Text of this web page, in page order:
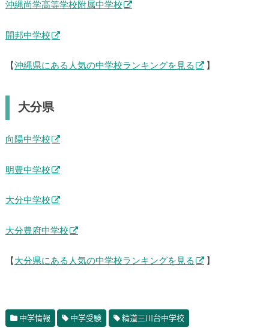
沖縄尚学高等学校附属中学校
開邦中学校
【 沖縄県にある人気の中学校ランキングを見る 】
大分県
向陽中学校
明豊中学校
大分中学校
大分豊府中学校
【 大分県にある人気の中学校ランキングを見る 】
中学情報 中学受験 精道三川台中学校